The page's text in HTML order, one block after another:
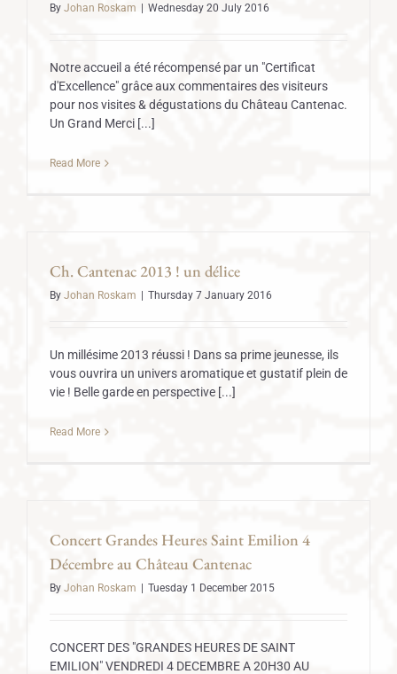
By Johan Roskam Wednesday 20 July 2016
Notre accueil a été récompensé par un "Certificat
d'Excellence" grâce aux commentaires des visiteurs
pour nos visites & dégustations du Château Cantenac.
Un Grand Merci [...]
Read More
Ch. Cantenac 2013 ! un délice
By Johan Roskam Thursday 7 January 2016
Un millésime 2013 réussi ! Dans sa prime jeunesse, ils
vous ouvrira un univers aromatique et gustatif plein de
vie ! Belle garde en perspective [...]
Read More
Concert Grandes Heures Saint Emilion 4
Décembre au Château Cantenac
By Johan Roskam Tuesday 1 December 2015
CONCERT DES "GRANDES HEURES DE SAINT
EMILION" VENDREDI 4 DECEMBRE A 20H30 AU